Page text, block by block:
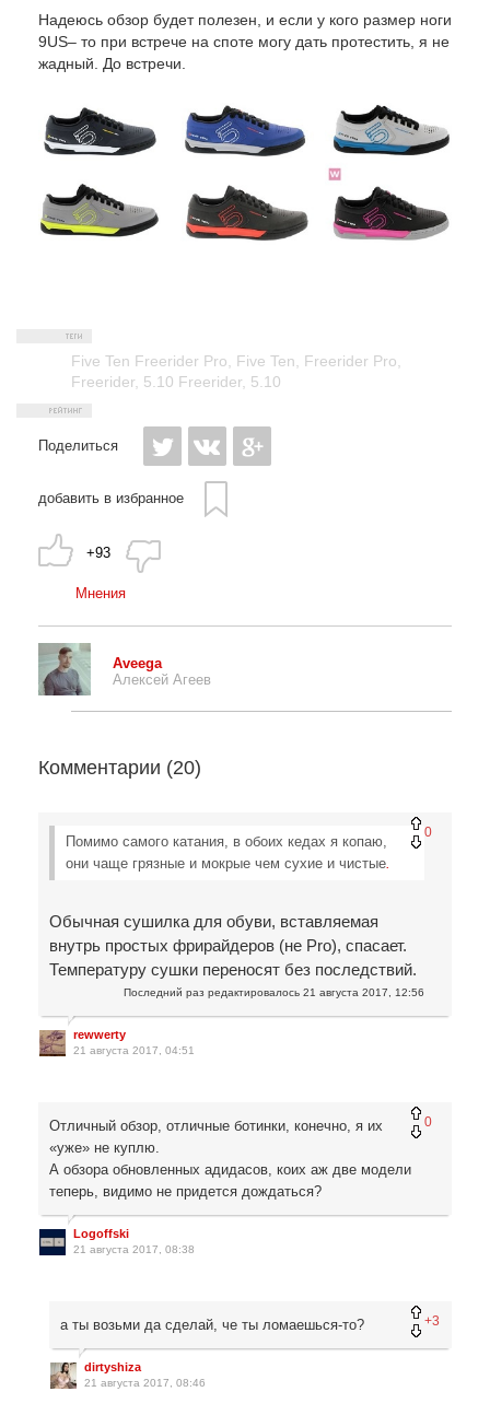
Надеюсь обзор будет полезен, и если у кого размер ноги
9US– то при встрече на споте могу дать протестить, я не
жадный. До встречи.
Five Ten Freerider Pro Five Ten Freerider Pro
Freerider 5.10 Freerider 5.10
Поделиться
добавить в избранное
+93
Мнения
Aveega
Алексей Агеев
Комментарии (20)
0
Помимо самого катания, в обоих кедах я копаю,
они чаще грязные и мокрые чем сухие и чистые.
Обычная сушилка для обуви, вставляемая
внутрь простых фрирайдеров (не Pro), спасает.
Температуру сушки переносят без последствий.
Последний раз редактировалось 21 августа 2017, 12:56
rewwerty
21 августа 2017, 04:51
0
Отличный обзор, отличные ботинки, конечно, я их
«уже» не куплю.
А обзора обновленных адидасов, коих аж две модели
теперь, видимо не придется дождаться?
Logoffski
21 августа 2017, 08:38
+3
а ты возьми да сделай, че ты ломаешься-то?
dirtyshiza
21 августа 2017, 08:46